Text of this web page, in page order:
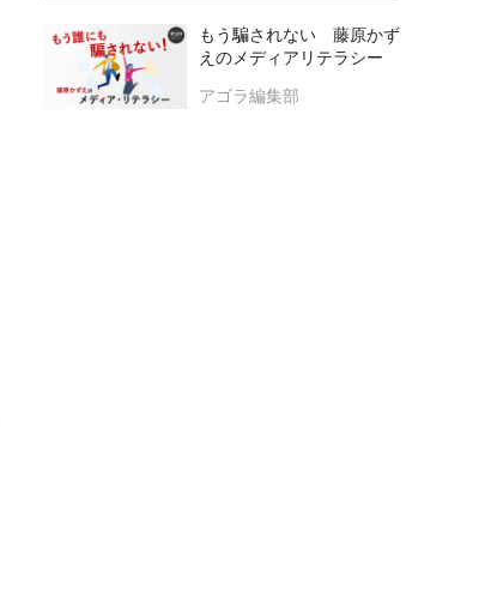
もう騙されない 藤原かず
えのメディアリテラシー
アゴラ編集部